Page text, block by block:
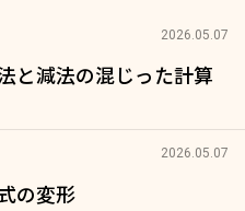
2026.05.07
と減法の混じった計算
2026.05.07
の変形